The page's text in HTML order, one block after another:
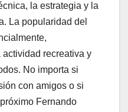
la estrategia y la
La popularidad del
recreativa y
No importa si
con amigos o si
Fernando